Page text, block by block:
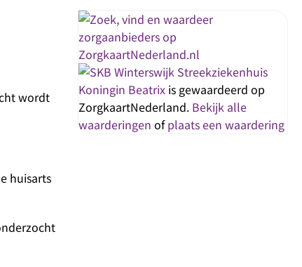
wordt
huisarts
Streekziekenhuis
Koningin Beatrix is gewaardeerd op
ZorgkaartNederland. Bekijk alle
waarderingen ofplaats een waardering